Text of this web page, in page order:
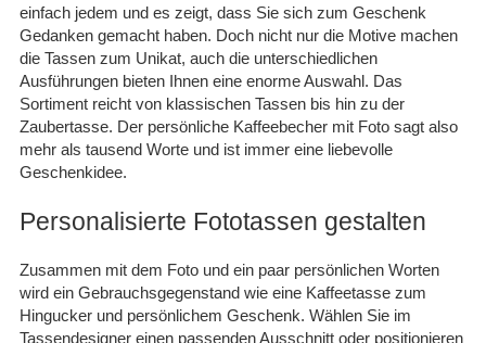
einfach jedem und es zeigt, dass Sie sich zum Geschenk
Gedanken gemacht haben. Doch nicht nur die Motive machen
die Tassen zum Unikat, auch die unterschiedlichen
Ausführungen bieten Ihnen eine enorme Auswahl. Das
Sortiment reicht von klassischen Tassen bis hin zu der
Zaubertasse. Der persönliche Kaffeebecher mit Foto sagt also
mehr als tausend Worte und ist immer eine liebevolle
Geschenkidee.
Personalisierte Fototassen gestalten
Zusammen mit dem Foto und ein paar persönlichen Worten
wird ein Gebrauchsgegenstand wie eine Kaffeetasse zum
Hingucker und persönlichem Geschenk. Wählen Sie im
Tassendesigner einen passenden Ausschnitt oder positionieren